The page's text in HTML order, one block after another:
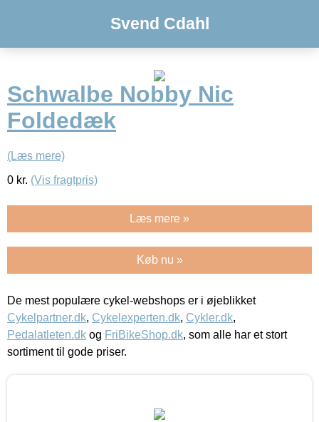
Svend Cdahl
Schwalbe Nobby Nic
Foldedæk
(Læs mere)
0 kr. (Vis fragtpris)
Læs mere »
Køb nu »
De mest populære cykel-webshops er i øjeblikket
Cykelpartner.dk, Cykelexperten.dk, Cykler.dk,
Pedalatleten.dk og FriBikeShop.dk, som alle har et stort
sortiment til gode priser.